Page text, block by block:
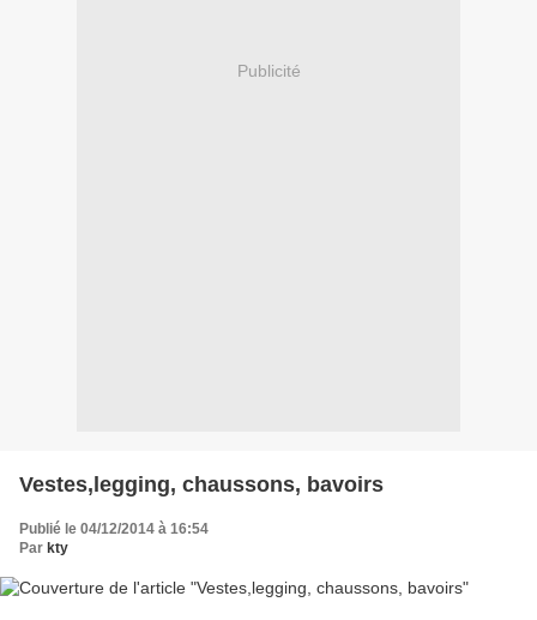
Publicité
Vestes,legging, chaussons, bavoirs
Publié le 04/12/2014 à 16:54
Par kty